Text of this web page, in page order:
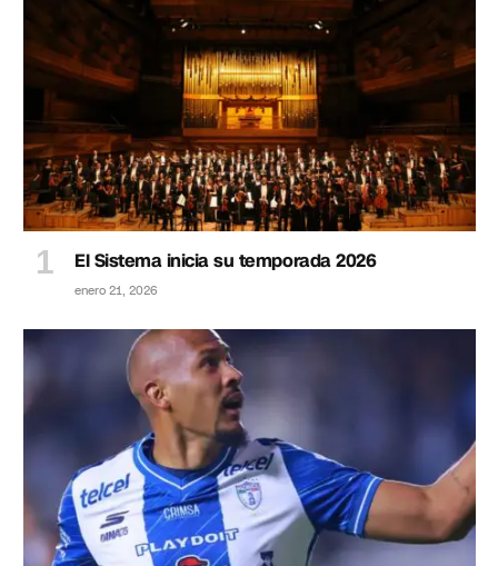
El Sistema inicia su temporada 2026
enero 21, 2026